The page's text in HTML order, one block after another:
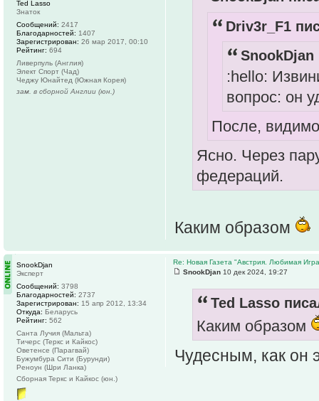
Driv3r_F1
SnookDjan
:hello:
вопрос: он
После,
Ясно. Через
федераций.
Каким образом
Ted Lasso
Знаток
Сообщений: 2417
Благодарностей: 1407
Зарегистрирован: 26 мар 2017, 00:10
Рейтинг: 694
Ливерпуль (Англия)
Элект Спорт (Чад)
Чеджу Юнайтед (Южная Корея)
зам. в сборной Англии (юн.)
Re: Новая Газета "Австрия. Любимая
SnookDjan 10 дек 2024, 19:27
Ted Lasso
Каким образом
Чудесным, как он
SnookDjan
Эксперт
Сообщений: 3798
Благодарностей: 2737
Зарегистрирован: 15 апр 2012, 13:34
Откуда: Беларусь
Рейтинг: 562
Санта Лучия (Мальта)
Тичерс (Теркс и Кайкос)
Оветенсе (Парагвай)
Бужумбура Сити (Бурунди)
Реноун (Шри Ланка)
Сборная Теркс и Кайкос (юн.)